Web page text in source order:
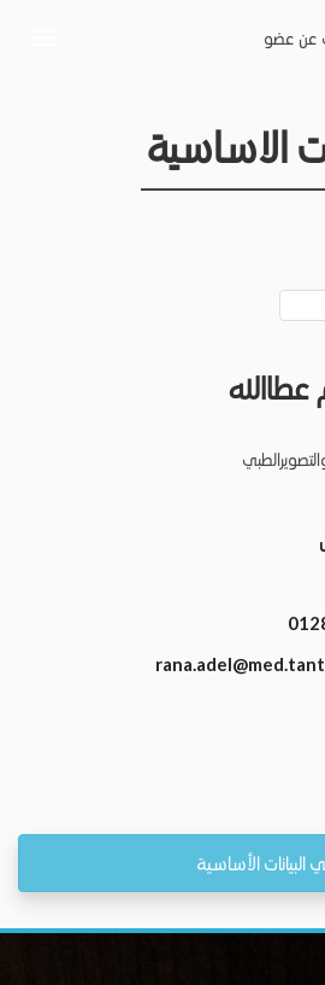
عن عضو
الاساسية
عطاالله
البيانات الأساسية